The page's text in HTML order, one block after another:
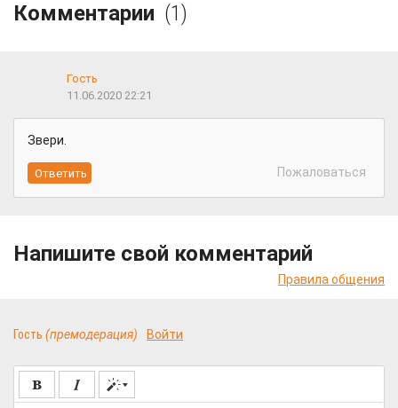
Комментарии (1)
Гость
11.06.2020 22:21
Звери.
Пожаловаться
Напишите свой комментарий
Правила общения
Гость (премодерация) Войти